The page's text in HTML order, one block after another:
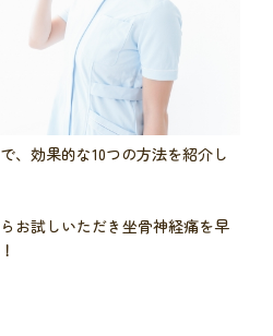
、効果的な10つの方法を紹介し
お試しいただき坐骨神経痛を早